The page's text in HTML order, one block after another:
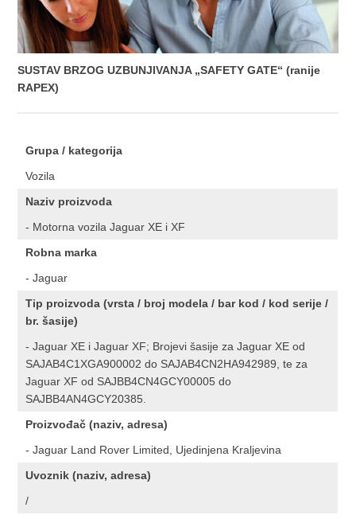
SUSTAV BRZOG UZBUNJIVANJA „SAFETY GATE“ (ranije
RAPEX)
Grupa / kategorija
Vozila
Naziv proizvoda
- Motorna vozila Jaguar XE i XF
Robna marka
- Jaguar
Tip proizvoda (vrsta / broj modela / bar kod / kod serije /
br. šasije)
- Jaguar XE i Jaguar XF; Brojevi šasije za Jaguar XE od
SAJAB4C1XGA900002 do SAJAB4CN2HA942989, te za
Jaguar XF od SAJBB4CN4GCY00005 do
SAJBB4AN4GCY20385.
Proizvođač (naziv, adresa)
- Jaguar Land Rover Limited, Ujedinjena Kraljevina
Uvoznik (naziv, adresa)
/